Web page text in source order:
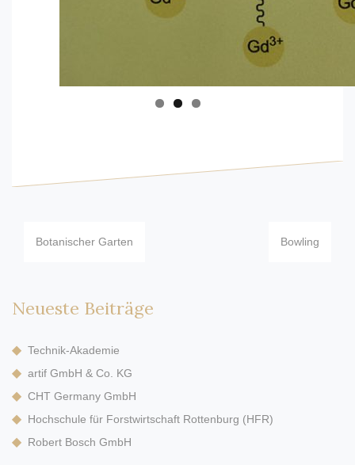
Beitragsnavigation
Botanischer Garten Bowling
Neueste Beiträge
Technik-Akademie
artif GmbH & Co. KG
CHT Germany GmbH
Hochschule für Forstwirtschaft Rottenburg (HFR)
Robert Bosch GmbH